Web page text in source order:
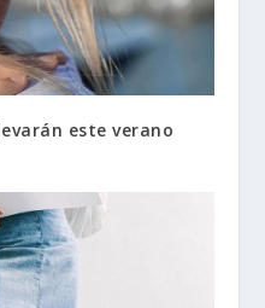
este verano